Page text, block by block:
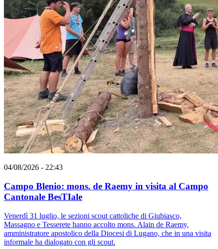
04/08/2026 - 22:43
Campo Blenio: mons. de Raemy in visita al Campo
Cantonale BesTIale
Venerdì 31 luglio, le sezioni scout cattoliche di Giubiasco,
Massagno e Tesserete hanno accolto mons. Alain de Raemy,
amministratore apostolico della Diocesi di Lugano, che in una visita
informale ha dialogato con gli scout.